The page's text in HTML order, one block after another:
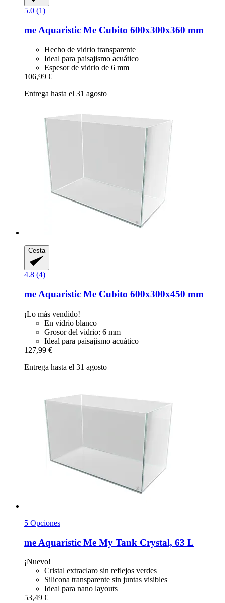
5.0 (1)
me Aquaristic Me Cubito 600x300x360 mm
Hecho de vidrio transparente
Ideal para paisajismo acuático
Espesor de vidrio de 6 mm
106,99 €
Entrega hasta el 31 agosto
Cesta
4.8 (4)
me Aquaristic Me Cubito 600x300x450 mm
¡Lo más vendido!
En vidrio blanco
Grosor del vidrio: 6 mm
Ideal para paisajismo acuático
127,99 €
Entrega hasta el 31 agosto
5 Opciones
me Aquaristic Me My Tank Crystal, 63 L
¡Nuevo!
Cristal extraclaro sin reflejos verdes
Silicona transparente sin juntas visibles
Ideal para nano layouts
53,49 €